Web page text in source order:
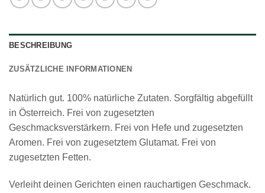
BESCHREIBUNG
ZUSÄTZLICHE INFORMATIONEN
Natürlich gut. 100% natürliche Zutaten. Sorgfältig abgefüllt
in Österreich. Frei von zugesetzten
Geschmacksverstärkern. Frei von Hefe und zugesetzten
Aromen. Frei von zugesetztem Glutamat. Frei von
zugesetzten Fetten.
Verleiht deinen Gerichten einen rauchartigen Geschmack.